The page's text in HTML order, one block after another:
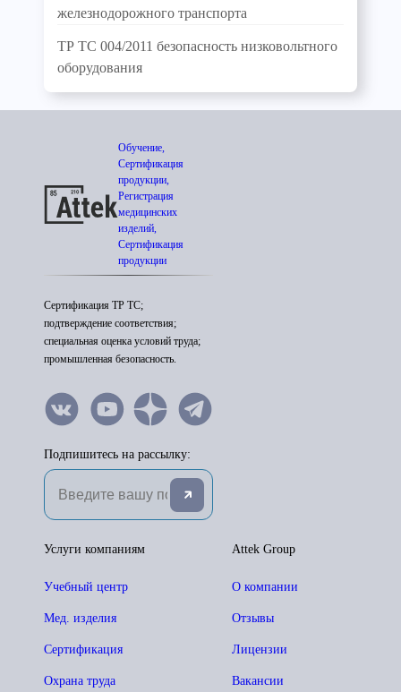
железнодорожного транспорта
ТР ТС 004/2011 безопасность низковольтного
оборудования
Обучение,
Сертификация
продукции,
Регистрация
медицинских
изделий,
Сертификация
продукции
Сертификация ТР ТС;
подтверждение соответствия;
специальная оценка условий труда;
промышленная безопасность.
Подпишитесь на рассылку:
Attek Group
О компании
Отзывы
Лицензии
Вакансии
Услуги компаниям
Учебный центр
Мед. изделия
Сертификация
Охрана труда